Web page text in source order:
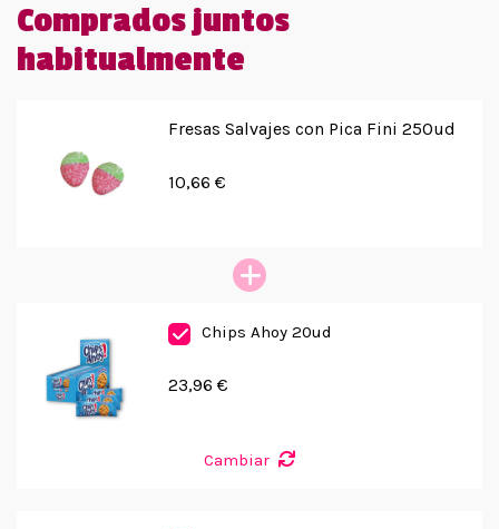
Comprados juntos
habitualmente
Fresas Salvajes con Pica Fini 250ud
10,66 €
Chips Ahoy 20ud
23,96 €
Cambiar